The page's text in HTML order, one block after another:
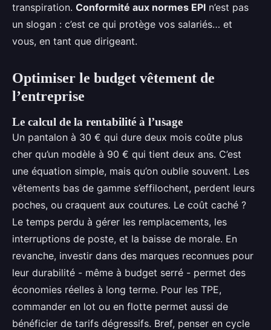
transpiration. Conformité aux normes EPI n’est pas
un slogan : c’est ce qui protège vos salariés… et
vous, en tant que dirigeant.
Optimiser le budget vêtement de
l’entreprise
Le calcul de la rentabilité à l’usage
Un pantalon à 30 € qui dure deux mois coûte plus
cher qu’un modèle à 90 € qui tient deux ans. C’est
une équation simple, mais qu’on oublie souvent. Les
vêtements bas de gamme s’effilochent, perdent leurs
poches, ou craquent aux coutures. Le coût caché ?
Le temps perdu à gérer les remplacements, les
interruptions de poste, et la baisse de morale. En
revanche, investir dans des marques reconnues pour
leur durabilité - même à budget serré - permet des
économies réelles à long terme. Pour les TPE,
commander en lot ou en flotte permet aussi de
bénéficier de tarifs dégressifs. Bref, penser en cycle